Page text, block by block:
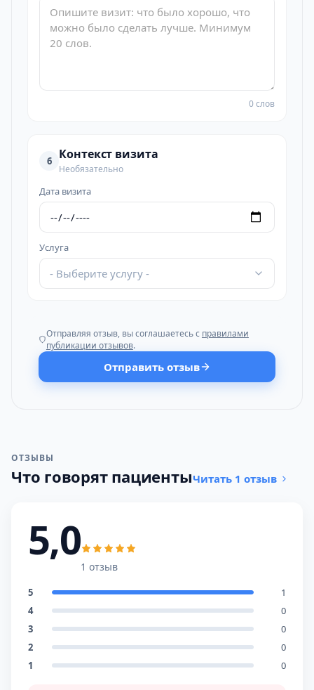
0 слов
6 Контекст визита
Необязательно
Дата визита
Услуга
- Выберите услугу -
Отправляя отзыв, вы соглашаетесь с правилами
публикации отзывов.
Отправить отзыв
ОТЗЫВЫ
Что говорят пациентыЧитать 1 отзыв
5,0
1 отзыв
5
1
4
0
3
0
2
0
1
0